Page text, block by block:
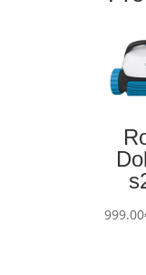
999.00